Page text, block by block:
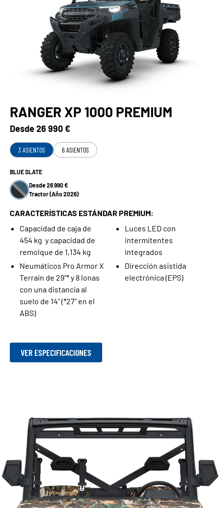
RANGER XP 1000 PREMIUM
Desde26 990 €
3 ASIENTOS 6 ASIENTOS
BLUE SLATE
Desde 26 990 €
Tractor (Año 2026)
CARACTERÍSTICAS ESTÁNDAR PREMIUM:
Capacidad de caja de
454 kg y capacidad de
remolque de 1,134 kg
Neumáticos Pro Armor X
Terrain de 29"* y 8 lonas
con una distancia al
suelo de 14" (*27" en el
ABS)
Luces LED con
intermitentes
integrados
Dirección asistida
electrónica (EPS)
VER ESPECIFICACIONES